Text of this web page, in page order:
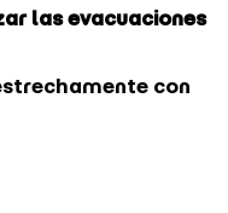
las evacuaciones
con